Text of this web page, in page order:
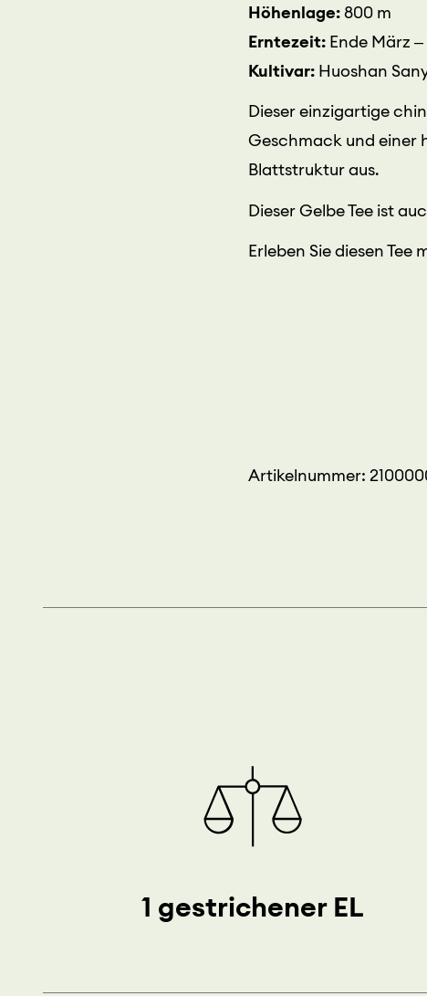
Höhenlage:800 m
Erntezeit: Ende März
Kultivar: Huoshan
Dieser einzigartige
Geschmack und einer
Blattstruktur aus.
Dieser Gelbe Tee ist
Erleben Sie diesen Tee
Artikelnummer:
1 gestrichener EL